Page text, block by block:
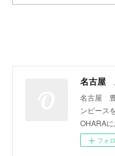
名古屋
ンピース
OHARAに
フォ